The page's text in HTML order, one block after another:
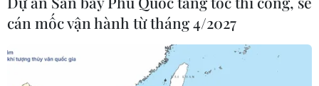
cán mốc vận hành từ tháng 4/2027